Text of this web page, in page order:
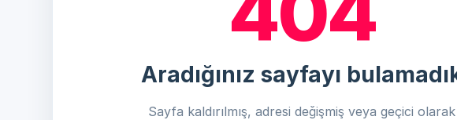
Aradığınız sayfayı
Sayfa kaldırılmış, adresi değişmiş veya geçici olarak